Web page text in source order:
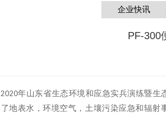
企业快讯
PF-300
年山东省生态环境和应急实兵演练暨生
地表水，环境空气，土壤污染应急和辐射